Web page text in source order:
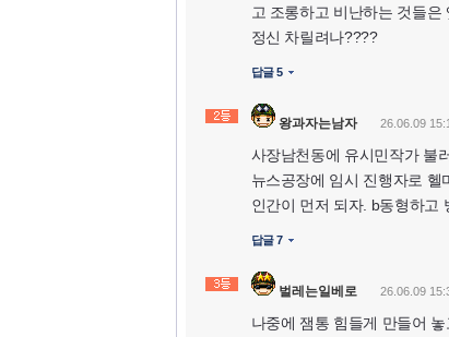
고 조롱하고 비난하는 것들
정신 차릴려나????
답글 5
왕과자는남자 26.06.09
사장남천동에 유시민작가 불
뉴스공장에 임시 진행자로 헬
인간이 먼저 되자. b동형하고
답글 7
벌레는일베로 26.06.09
나중에 잼통 힘들게 만들어